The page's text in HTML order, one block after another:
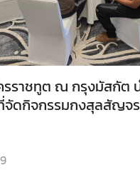
รราชทูต ณ กรุงมัสกัต
จัดกิจกรรมกงสุลสัญจ